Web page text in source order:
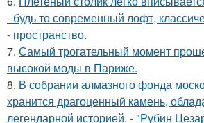
- будь то современный лофт,
- пространство.
7. Самый трогательный момент
высокой моды в Париже.
8. В собрании алмазного фонда
хранится драгоценный камень,
легендарной историей, - "Рубин